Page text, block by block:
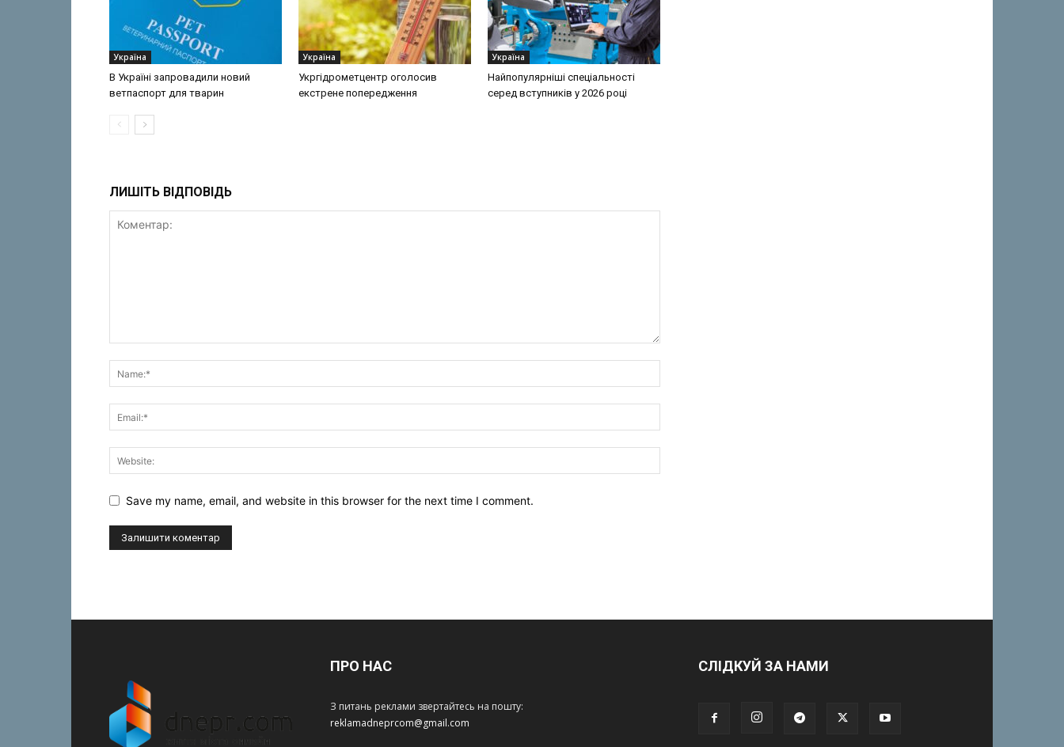
Україна
В Україні запровадили новий
ветпаспорт для тварин
Україна
Укргідрометцентр оголосив
екстрене попередження
Україна
Найпопулярніші спеціальності
серед вступників у 2026 році
ЛИШІТЬ ВІДПОВІДЬ
Save my name, email, and website in this browser for the next time I comment.
ПРО НАС
З питань реклами звертайтесь на пошту:
reklamadneprcom@gmail.com
СЛІДКУЙ ЗА НАМИ